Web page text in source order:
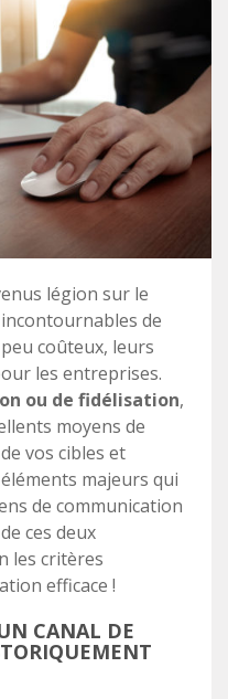
légion sur le
de
coûteux, leurs
les entreprises.
ou de fidélisation,
moyens de
vos cibles et
majeurs qui
de communication
ces deux
les critères
efficace !
CANAL DE